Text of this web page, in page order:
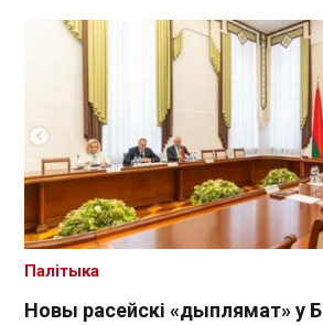
Новы расейскі «дыплямат» у
Палітыка